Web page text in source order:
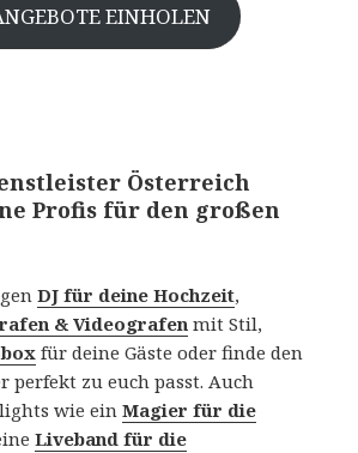
EINHOLEN
Österreich
Profis für den großen
DJ für deine Hochzeit,
& Videografen mit Stil,
für deine Gäste oder finde den
perfekt zu euch passt. Auch
wie einMagier für die
Liveband für die